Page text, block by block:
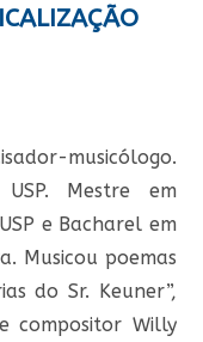
musicólogo.
Mestre em
e Bacharel em
Musicou poemas
do Sr. Keuner”,
compositor Willy